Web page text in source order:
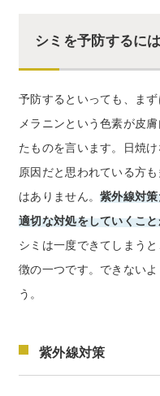
シミを予防するに
予防するといっても、ま
メラニンという色素が皮
たものを言います。日焼
原因だと思われている方
はありません。紫外線対
適切な対処をしていくこ
シミは一度できてしまう
徴の一つです。できない
う。
紫外線対策